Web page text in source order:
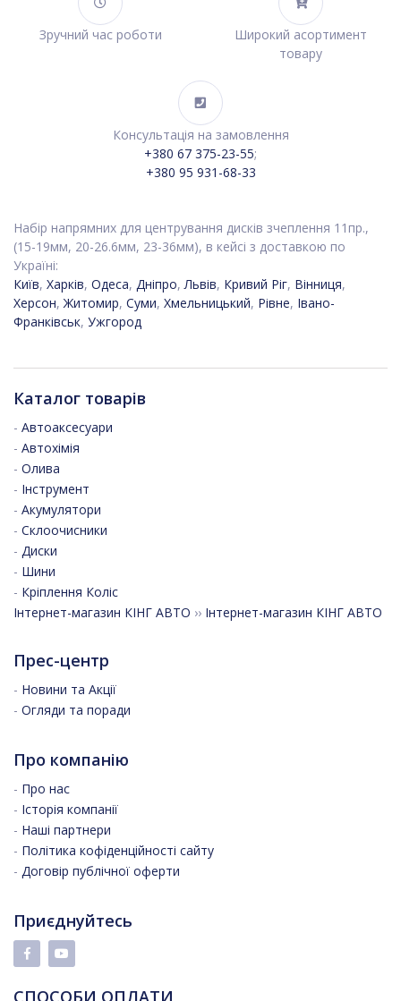
Зручний час роботи
Широкий асортимент
товару
Консультація на замовлення
+380 67 375-23-55;
+380 95 931-68-33
Набір напрямних для центрування дисків зчеплення 11пр.,
(15-19мм, 20-26.6мм, 23-36мм), в кейсі з доставкою по
Україні:
Київ, Харків, Одеса, Дніпро,Львів, Кривий Ріг, Вінниця,
Херсон,Житомир, Суми, Хмельницький, Рівне, Івано-
Франківськ, Ужгород
Каталог товарів
- Автоаксесуари
- Автохімія
- Олива
- Інструмент
- Акумулятори
- Склоочисники
- Диски
- Шини
- Кріплення Коліс
Інтернет-магазин КІНГ АВТО ›› Інтернет-магазин КІНГ АВТО
Прес-центр
- Новини та Акції
- Огляди та поради
Про компанію
- Про нас
- Історія компанії
- Наші партнери
- Політика кофіденційності сайту
- Договір публічної оферти
Приєднуйтесь
СПОСОБИ ОПЛАТИ